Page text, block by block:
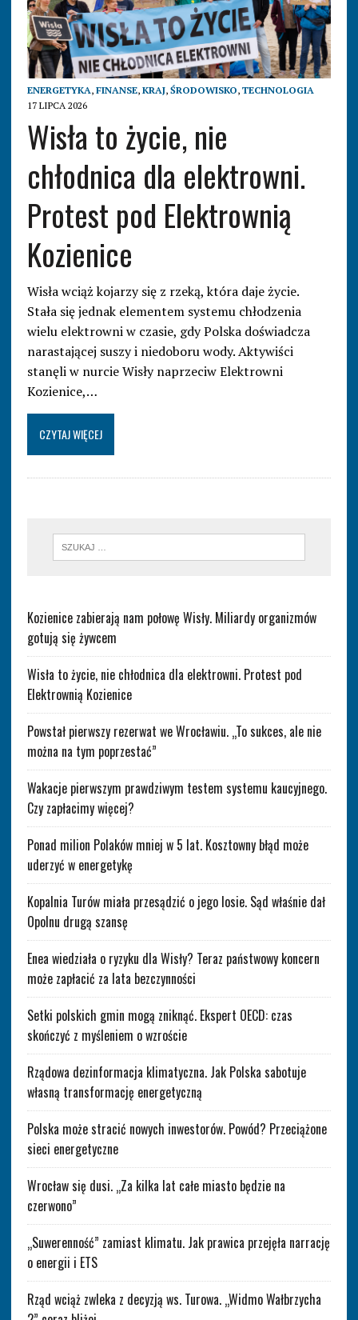
ENERGETYKA, FINANSE, KRAJ, ŚRODOWISKO, TECHNOLOGIA
17 LIPCA 2026
Wisła to życie, nie
chłodnica dla elektrowni.
Protest pod Elektrownią
Kozienice
Wisła wciąż kojarzy się z rzeką, która daje życie.
Stała się jednak elementem systemu chłodzenia
wielu elektrowni w czasie, gdy Polska doświadcza
narastającej suszy i niedoboru wody. Aktywiści
stanęli w nurcie Wisły naprzeciw Elektrowni
Kozienice,…
CZYTAJ WIĘCEJ
Kozienice zabierają nam połowę Wisły. Miliardy organizmów
gotują się żywcem
Wisła to życie, nie chłodnica dla elektrowni. Protest pod
Elektrownią Kozienice
Powstał pierwszy rezerwat we Wrocławiu. „To sukces, ale nie
można na tym poprzestać”
Wakacje pierwszym prawdziwym testem systemu kaucyjnego.
Czy zapłacimy więcej?
Ponad milion Polaków mniej w 5 lat. Kosztowny błąd może
uderzyć w energetykę
Kopalnia Turów miała przesądzić o jego losie. Sąd właśnie dał
Opolnu drugą szansę
Enea wiedziała o ryzyku dla Wisły? Teraz państwowy koncern
może zapłacić za lata bezczynności
Setki polskich gmin mogą zniknąć. Ekspert OECD: czas
skończyć z myśleniem o wzroście
Rządowa dezinformacja klimatyczna. Jak Polska sabotuje
własną transformację energetyczną
Polska może stracić nowych inwestorów. Powód? Przeciążone
sieci energetyczne
Wrocław się dusi. „Za kilka lat całe miasto będzie na
czerwono”
„Suwerenność” zamiast klimatu. Jak prawica przejęła narrację
o energii i ETS
Rząd wciąż zwleka z decyzją ws. Turowa. „Widmo Wałbrzycha